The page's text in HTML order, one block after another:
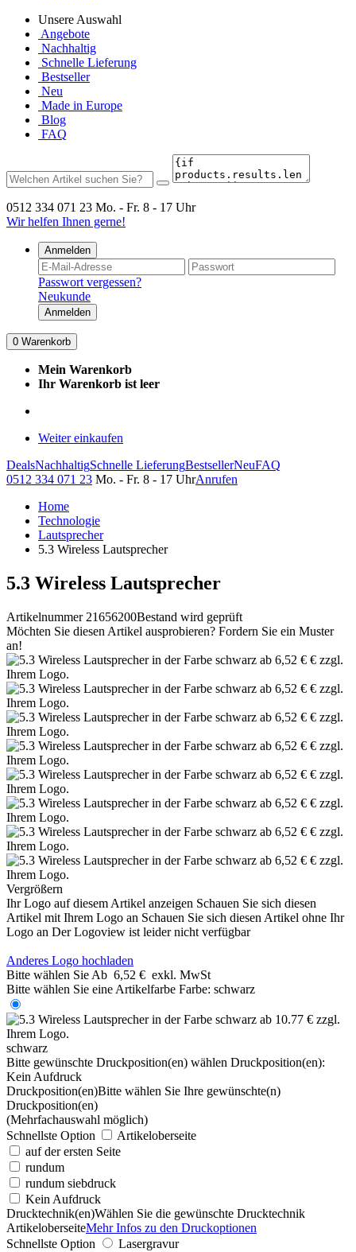
Unsere Auswahl
Angebote
Nachhaltig
Schnelle Lieferung
Bestseller
Neu
Made in Europe
Blog
FAQ
0512 334 071 23 Mo. - Fr. 8 - 17 Uhr
Wir helfen Ihnen gerne!
Anmelden
Passwort vergessen?
Neukunde
Anmelden
0 Warenkorb
Mein Warenkorb
Ihr Warenkorb ist leer
Weiter einkaufen
DealsNachhaltigSchnelle LieferungBestsellerNeuFAQ
0512 334 071 23 Mo. - Fr. 8 - 17 UhrAnrufen
Home
Technologie
Lautsprecher
5.3 Wireless Lautsprecher
5.3 Wireless Lautsprecher
Artikelnummer 21656200Bestand wird geprüft
Möchten Sie diesen Artikel ausprobieren? Fordern Sie ein Muster
an!
Vergrößern
Ihr Logo auf diesem Artikel anzeigen Schauen Sie sich diesen
Artikel mit Ihrem Logo an Schauen Sie sich diesen Artikel ohne Ihr
Logo an Der Logoview ist leider nicht verfügbar
Anderes Logo hochladen
Bitte wählen Sie Ab 6,52 € exkl. MwSt
Bitte wählen Sie eine Artikelfarbe Farbe: schwarz
schwarz
Bitte gewünschte Druckposition(en) wählen Druckposition(en):
Kein Aufdruck
Druckposition(en)Bitte wählen Sie Ihre gewünschte(n)
Druckposition(en)
(Mehrfachauswahl möglich)
Schnellste Option
Artikeloberseite
auf der ersten Seite
rundum
rundum siebdruck
Kein Aufdruck
Drucktechnik(en)Wählen Sie die gewünschte Drucktechnik
ArtikeloberseiteMehr Infos zu den Druckoptionen
Schnellste Option
Lasergravur